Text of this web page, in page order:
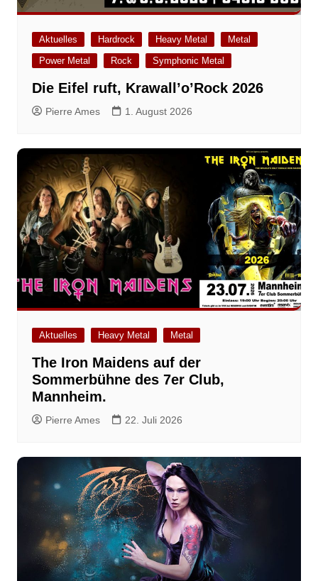
Aktuelles Hardrock Heavy Metal
Metal
Power Metal
Rock Symphonic Metal
Die Eifel ruft, Krawall’o’Rock 2026
Pierre Ames 1. August 2026
Aktuelles Heavy Metal Metal
The Iron Maidens auf der
Sommerbühne des 7er Club,
Mannheim.
Pierre Ames 22. Juli 2026